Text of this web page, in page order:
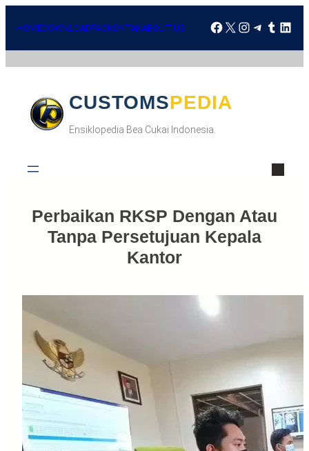
HOMEDOWNLOADFAQKONTAKABOUT US
CUSTOMSPEDIA
Ensiklopedia Bea Cukai Indonesia.
Perbaikan RKSP Dengan Atau
Tanpa Persetujuan Kepala
Kantor